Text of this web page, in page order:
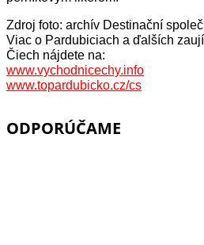
Zdroj foto: archív Destinační
Viac o Pardubiciach a ďalších
Čiech nájdete na:
www.vychodnicechy.info
www.topardubicko.cz/cs
ODPORÚČAME